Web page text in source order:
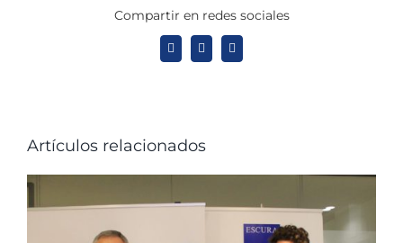
Compartir en redes sociales
X LinkedInWhatsApp
Artículos relacionados